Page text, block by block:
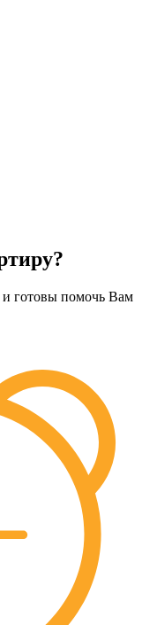
готовы помочь Вам